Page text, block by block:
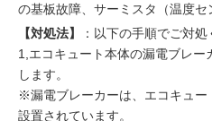
の基板故障、サーミスタ（温度セ
【対処法】
：以下の手順でご対処
1,エコキュート本体の漏電ブレー
します。
※漏電ブレーカーは、エコキュー
設置されています。